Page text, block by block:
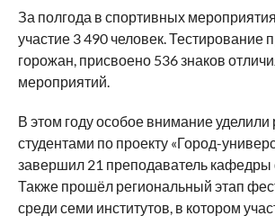
За полгода в спортивных
участие 3 490 человек. Тестирование
горожан, присвоено 536 знаков
мероприятий.
В этом году особое внимание уделили
студентами по проекту «Город-
завершил 21 преподаватель кафедры
Также прошёл региональный этап
среди семи институтов, в котором